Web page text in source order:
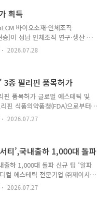
반에 존재하는 여러 격차로 인
분히 받지 못하고 있는 것으로
, 가능성에서 실제 ..
획득
바이오소재·인체조직
)이 성남 인체조직 연구·생산 거
경허가를 획득하고, 인체유래
기반 바이오소재 플랫폼과 인
래 성장동력 확보에 나선다. 시
리젠 허브를 조직은행 소재지로
2026.07.28
종 필리핀 품목허가
품목허가 글로벌 에스테틱 및
핀 식품의약품청(FDA)으로부터
Lidocaine)' 3종
일 밝혔다. 이번 허가를 통해 제
S500 3종이다. 국소마취 성분인
통증을 줄이고 주름 개선과 얼굴
가를 ..
2026.07.27
티’,국내출하 1,000대 돌파
출하 1,000대 돌파 신규 팁 ‘알파
컬 에스테틱 전문기업 ㈜제이시
료기기 ‘덴서티(DENSITY)’가
다. 고주파(RF)기기인 덴서티는
2026.07.27